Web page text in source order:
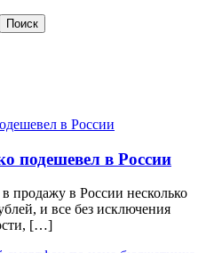
подешевел в России
продажу в России несколько
и все без исключения
[…]